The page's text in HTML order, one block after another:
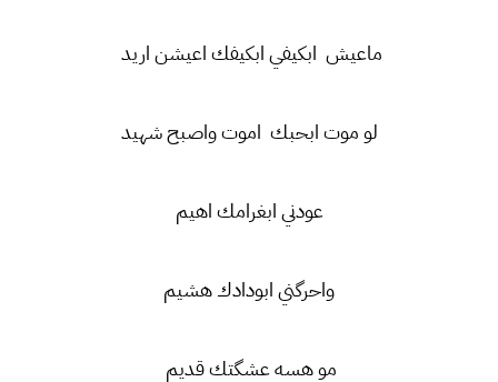
ماعيش ابكيفي ابكيفك اعيشن اريد
لو موت ابحبك اموت واصبح شهيد
عودني ابغرامك اهيم
واحرگني ابودادك هشيم
مو هسه عشگتك قديم